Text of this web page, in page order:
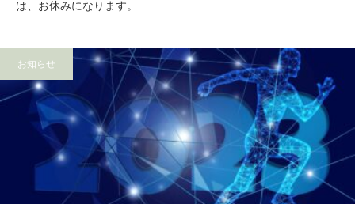
は、お休みになります。…
お知らせ